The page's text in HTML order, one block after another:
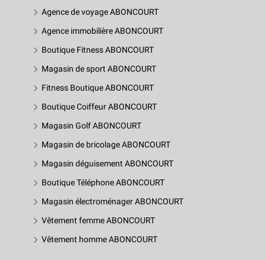
Agence de voyage ABONCOURT
Agence immobilière ABONCOURT
Boutique Fitness ABONCOURT
Magasin de sport ABONCOURT
Fitness Boutique ABONCOURT
Boutique Coiffeur ABONCOURT
Magasin Golf ABONCOURT
Magasin de bricolage ABONCOURT
Magasin déguisement ABONCOURT
Boutique Téléphone ABONCOURT
Magasin électroménager ABONCOURT
Vêtement femme ABONCOURT
Vêtement homme ABONCOURT